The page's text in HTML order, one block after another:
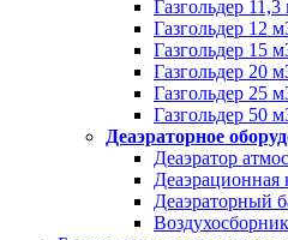
Газгольдер 11,3
Газгольдер 12
Газгольдер 15
Газгольдер 20
Газгольдер 25
Газгольдер 50
Деаэраторное
Деаэратор
Деаэраторный